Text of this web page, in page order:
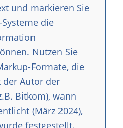
und markieren Sie
die
Nutzen Sie
Formate, die
der Autor der
Bitkom), wann
(März 2024),
festgestellt.